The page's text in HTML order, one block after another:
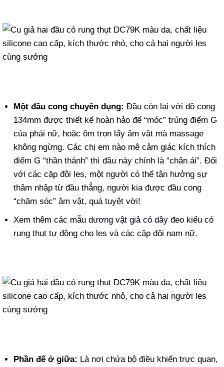
Một đầu cong chuyên dụng: Đầu còn lại với độ cong
134mm được thiết kế hoàn hảo để “móc” trúng điểm G
của phái nữ, hoặc ôm trọn lấy âm vật mà massage
không ngừng. Các chị em nào mê cảm giác kích thích
điểm G “thần thánh” thì đầu này chính là “chân ái”. Đối
với các cặp đôi les, một người có thể tận hưởng sự
thâm nhập từ đầu thẳng, người kia được đầu cong
“chăm sóc” âm vật, quá tuyệt vời!
Xem thêm các mẫudương vật giả có dây đeo kiểu có
rung thụt tự động cho les và các cặp đôi nam nữ.
Phần đế ở giữa: Là nơi chứa bộ điều khiển trực quan,